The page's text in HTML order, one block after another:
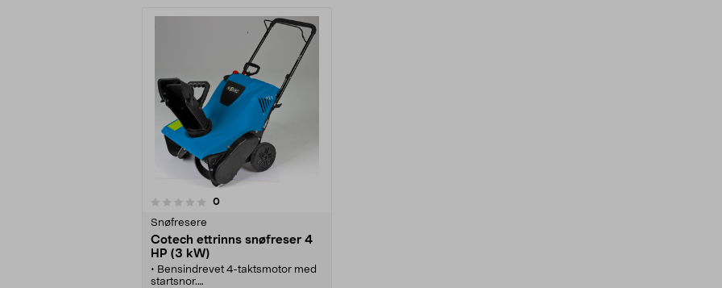
0anmeldelser
Snøfresere
Cotech ettrinns snøfreser 4
HP (3 kW)
• Bensindrevet 4-taktsmotor med
startsnor.